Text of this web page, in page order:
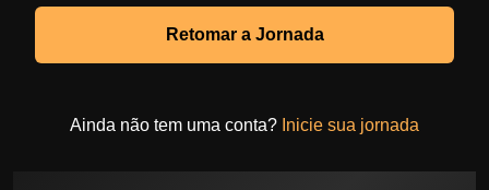
Retomar a Jornada
Ainda não tem uma conta? Inicie sua jornada